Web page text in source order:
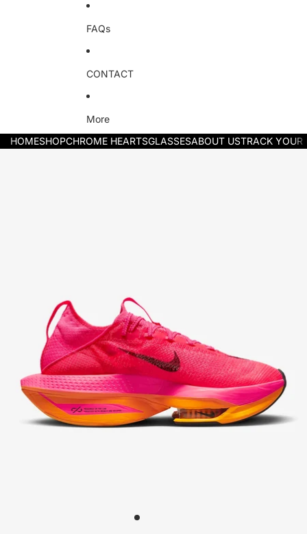
FAQs
CONTACT
More
HOMESHOPCHROME HEARTSGLASSESABOUT USTRACK YOUR
Skip to product information